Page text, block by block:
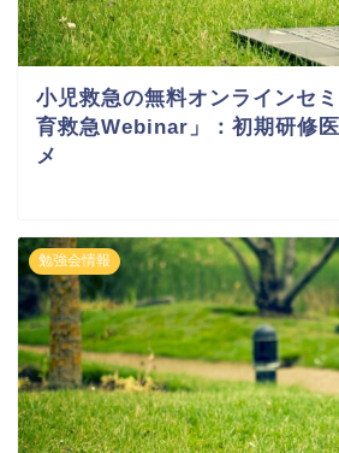
小児救急の無料オンラインセ
育救急Webinar」：初期研修
メ
勉強会情報